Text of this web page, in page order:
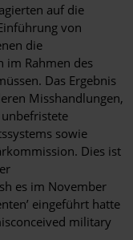
auf die
von
die
im Rahmen des
Das Ergebnis
Misshandlungen,
sowie
Dies ist
es im November
eingeführt hatte
military